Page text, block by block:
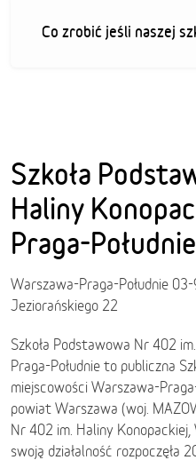
Co zrobić jeśli naszej
Szkoła
Haliny
Praga-Południe
Warszawa-Praga-Południe
Jeziorańskiego 22
Szkoła Podstawowa Nr 402
Praga-Południe to publiczna
miejscowości Warszawa-
powiat Warszawa (woj.
Nr 402 im. Haliny
swoją działalność rozpoczęła